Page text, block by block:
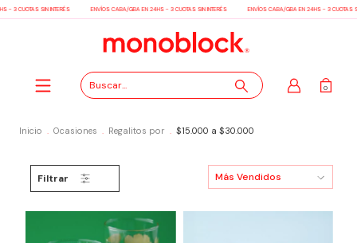
CUOTAS SIN INTERÉS ENVÍOS CABA/GBA EN 24HS - 3 CUOTAS SIN INTERÉS ENVÍOS CABA/GBA EN 24HS - 3 CUOTAS SIN
0
Inicio . Ocasiones . Regalitos por . $15.000 a $30.000
Filtrar